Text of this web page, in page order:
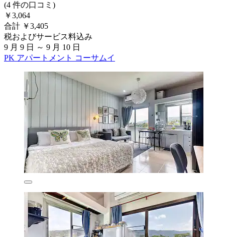
(4 件の口コミ)
￥3,064
合計 ￥3,405
税およびサービス料込み
9 月 9 日 ～ 9 月 10 日
PK アパートメント コーサムイ